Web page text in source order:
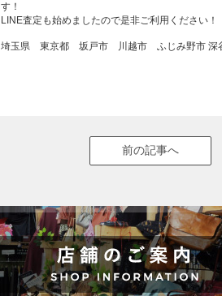
す！
LINE査定も始めましたので是非ご利用ください！
埼玉県 東京都 坂戸市 川越市 ふじみ野市 深
前の記事へ